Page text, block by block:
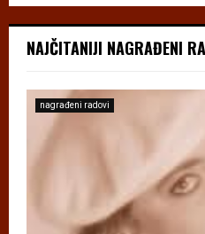
NAJČITANIJI NAGRAĐENI
nagrađeni radovi